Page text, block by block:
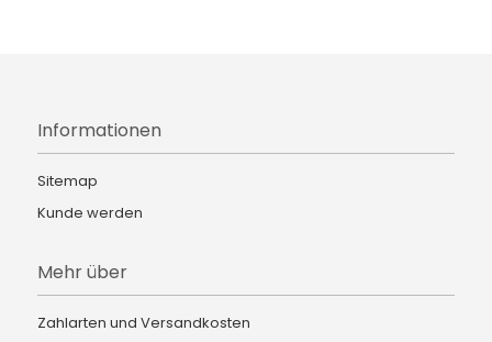
Informationen
Sitemap
Kunde werden
Mehr über
Zahlarten und Versandkosten